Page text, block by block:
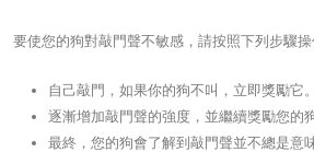
要使您的狗對敲門聲不敏感，請按照下列步驟操
自己敲門，如果你的狗不叫，立即獎勵它。
逐漸增加敲門聲的強度，並繼續獎勵您的
最終，您的狗會了解到敲門聲並不總是意